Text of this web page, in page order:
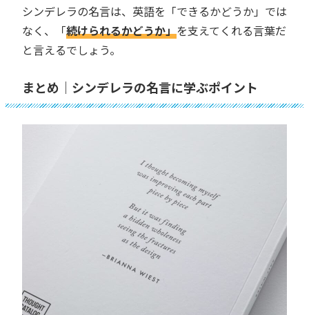
シンデレラの名言は、英語を「できるかどうか」では
なく、「続けられるかどうか」を支えてくれる言葉だ
と言えるでしょう。
まとめ｜シンデレラの名言に学ぶポイント